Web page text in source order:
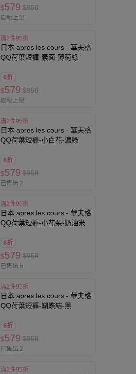
$579 $958
最新上架
滿2件95折
日本 apres les cours - 華夫格
QQ荷葉短褲-素面-薄荷綠
6折
$579 $958
最新上架
滿2件95折
日本 apres les cours - 華夫格
QQ荷葉短褲-小白花-濃綠
6折
$579 $958
已售出 2
滿2件95折
日本 apres les cours - 華夫格
QQ荷葉短褲-小花朵-奶油米
6折
$579 $958
已售出 5
滿2件95折
日本 apres les cours - 華夫格
QQ荷葉短褲-蝴蝶結-黑
6折
$579 $958
已售出 2
滿2件95折